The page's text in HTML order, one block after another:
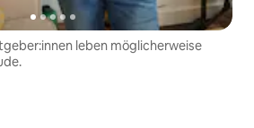
leben möglicherweise